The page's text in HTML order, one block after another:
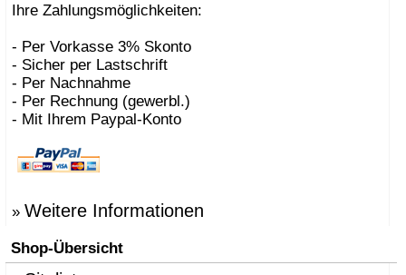
Ihre Zahlungsmöglichkeiten:
- Per Vorkasse 3% Skonto
- Sicher per Lastschrift
- Per Nachnahme
- Per Rechnung (gewerbl.)
- Mit Ihrem Paypal-Konto
» Weitere Informationen
Shop-Übersicht